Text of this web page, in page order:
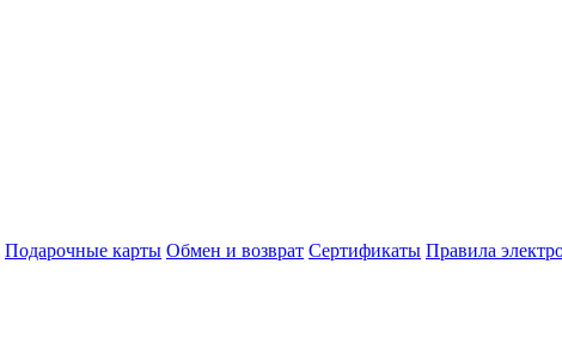
Подарочные карты Обмен и возврат Сертификаты Правила